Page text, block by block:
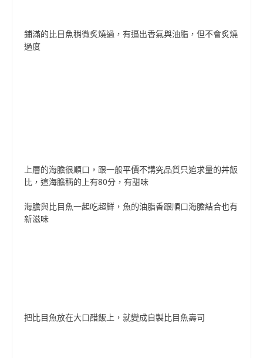
鋪滿的比目魚稍微炙燒過，有逼出香氣與油脂，但不會炙燒
過度
上層的海膽很順口，跟一般平價不講究品質只追求量的丼飯
比，這海膽稱的上有80分，有甜味
海膽與比目魚一起吃超鮮，魚的油脂香跟順口海膽結合也有
新滋味
把比目魚放在大口醋飯上，就變成自製比目魚壽司